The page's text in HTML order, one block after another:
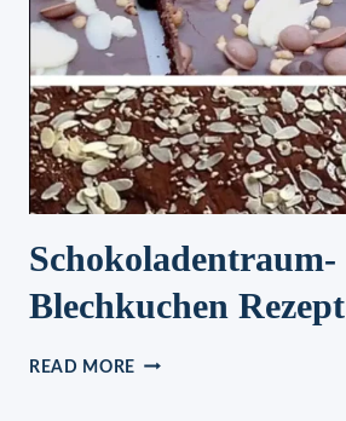
Schokoladentraum-
Blechkuchen Rezept
READ MORE SCHOKOLADENTRAUM-